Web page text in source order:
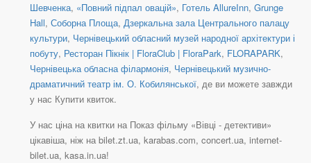
Шевченка, «Повний підпал овацій», Готель AllureInn, Grunge
Hall, Соборна Площа, Дзеркальна зала Центрального палацу
культури, Чернівецький обласний музей народної архітектури і
побуту, Ресторан Пікнік | FloraClub | FloraPark, FLORAPARK,
Чернівецька обласна філармонія, Чернівецький музично-
драматичний театр ім. О. Кобилянської, де ви можете завжди
у нас Купити квиток.
У нас ціна на квитки на Показ фільму «Вівці - детективи»
цікавіша, ніж на bilet.zt.ua, karabas.com, concert.ua, internet-
bilet.ua, kasa.in.ua!